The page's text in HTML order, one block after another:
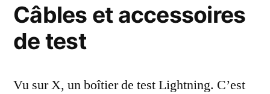
Câbles et accessoires
de test
Vu sur X, un boîtier de test Lightning. C’est